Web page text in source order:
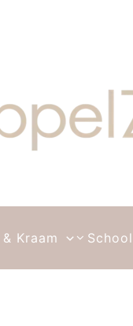
Kraam School